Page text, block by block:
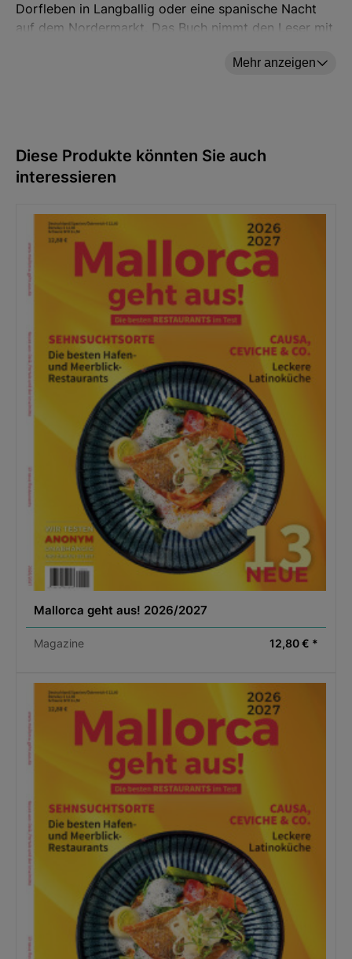
Dorfleben in Langballig oder eine spanische Nacht
auf dem Nordermarkt. Das Buch nimmt den Leser mit
sowie über die Grenze nach Dänemark.Mehr anzeigen
Diese Produkte könnten Sie auch
interessieren
Mallorca geht aus! 2026/2027
Magazine 12,80 € *